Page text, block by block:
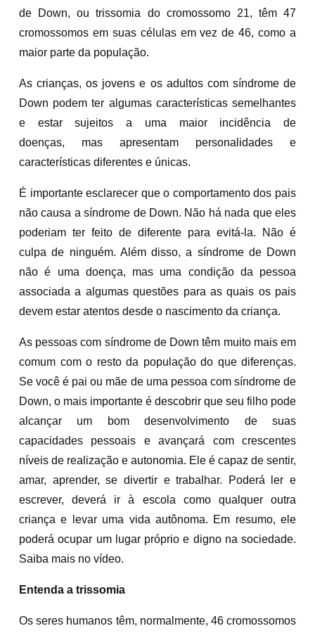
de Down, ou trissomia do cromossomo 21, têm 47
cromossomos em suas células em vez de 46, como a
maior parte da população.
As crianças, os jovens e os adultos com síndrome de
Down podem ter algumas características semelhantes
e estar sujeitos a uma maior incidência de
doenças, mas apresentam personalidades e
características diferentes e únicas.
É importante esclarecer que o comportamento dos pais
não causa a síndrome de Down. Não há nada que eles
poderiam ter feito de diferente para evitá-la. Não é
culpa de ninguém. Além disso, a síndrome de Down
não é uma doença, mas uma condição da pessoa
associada a algumas questões para as quais os pais
devem estar atentos desde o nascimento da criança.
As pessoas com síndrome de Down têm muito mais em
comum com o resto da população do que diferenças.
Se você é pai ou mãe de uma pessoa com síndrome de
Down, o mais importante é descobrir que seu filho pode
alcançar um bom desenvolvimento de suas
capacidades pessoais e avançará com crescentes
níveis de realização e autonomia. Ele é capaz de sentir,
amar, aprender, se divertir e trabalhar. Poderá ler e
escrever, deverá ir à escola como qualquer outra
criança e levar uma vida autônoma. Em resumo, ele
poderá ocupar um lugar próprio e digno na sociedade.
Saiba mais no vídeo.
Entenda a trissomia
Os seres humanos têm, normalmente, 46 cromossomos